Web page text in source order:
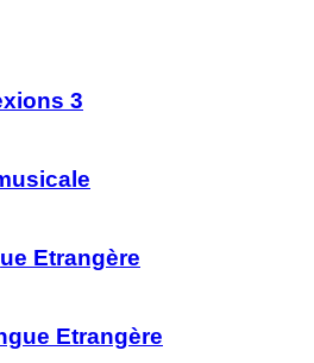
3
Etrangère
Etrangère